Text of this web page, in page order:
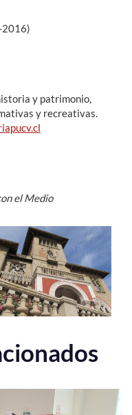
y patrimonio,
y recreativas.
el Medio